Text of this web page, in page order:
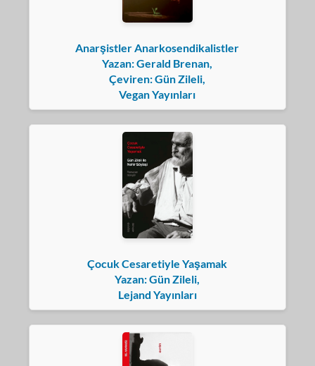
Anarşistler Anarkosendikalistler
Yazan: Gerald Brenan,
Çeviren: Gün Zileli,
Vegan Yayınları
Çocuk Cesaretiyle Yaşamak
Yazan: Gün Zileli,
Lejand Yayınları